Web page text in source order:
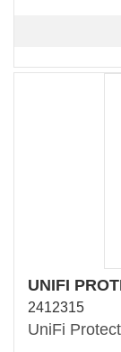
UNIFI
2412315
UniFi